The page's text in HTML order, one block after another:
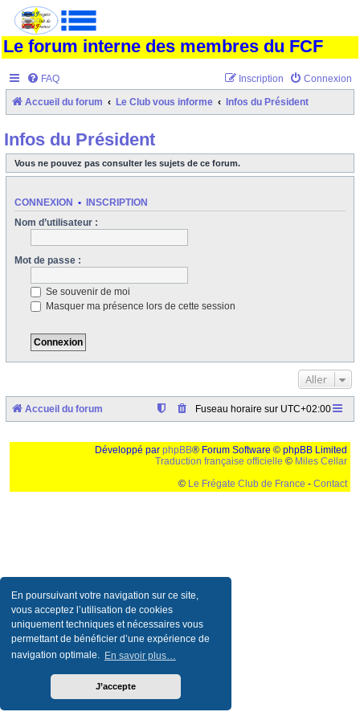
En poursuivant votre navigation sur ce site,
vous acceptez l’utilisation de cookies
uniquement techniques et nécessaires vous
permettant de bénéficier d’une expérience de
navigation optimale. En savoir plus…
J’accepte
Le forum interne des membres du FCF
FAQ Connexion
Inscription
Accueil du forum Le Club vous informe Infos du Président
Infos du Président
Vous ne pouvez pas consulter les sujets de ce forum.
CONNEXION • INSCRIPTION
Nom d’utilisateur :
Mot de passe :
Se souvenir de moi
Masquer ma présence lors de cette session
Aller
Accueil du forum Fuseau horaire sur UTC+02:00
Développé par phpBB® Forum Software © phpBB Limited
Traduction française officielle © Miles Cellar
© Le Frégate Club de France - Contact